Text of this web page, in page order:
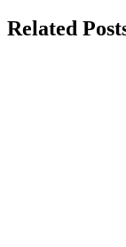
Related